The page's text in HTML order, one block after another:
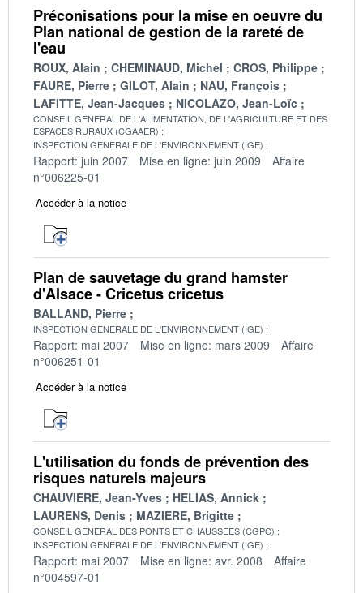
Préconisations pour la mise en oeuvre du
Plan national de gestion de la rareté de
l'eau
ROUX, Alain CHEMINAUD, Michel
CROS, Philippe
FAURE, Pierre
GILOT, Alain
NAU, François
LAFITTE, Jean-Jacques
NICOLAZO, Jean-Loïc
CONSEIL GENERAL DE L'ALIMENTATION, DE L'AGRICULTURE ET DES
ESPACES RURAUX (CGAAER)
INSPECTION GENERALE DE L'ENVIRONNEMENT (IGE)
Rapport: juin 2007 Mise en ligne: juin 2009
Affaire
n°006225-01
Accéder à la notice
Plan de sauvetage du grand hamster
d'Alsace - Cricetus cricetus
BALLAND, Pierre
INSPECTION GENERALE DE L'ENVIRONNEMENT (IGE)
Rapport: mai 2007 Mise en ligne: mars 2009
Affaire
n°006251-01
Accéder à la notice
L'utilisation du fonds de prévention des
risques naturels majeurs
CHAUVIERE, Jean-Yves
HELIAS, Annick
LAURENS, Denis
MAZIERE, Brigitte
CONSEIL GENERAL DES PONTS ET CHAUSSEES (CGPC)
INSPECTION GENERALE DE L'ENVIRONNEMENT (IGE)
Rapport: mai 2007 Mise en ligne: avr. 2008
Affaire
n°004597-01